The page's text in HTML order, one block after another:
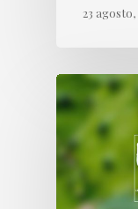
23 agosto,